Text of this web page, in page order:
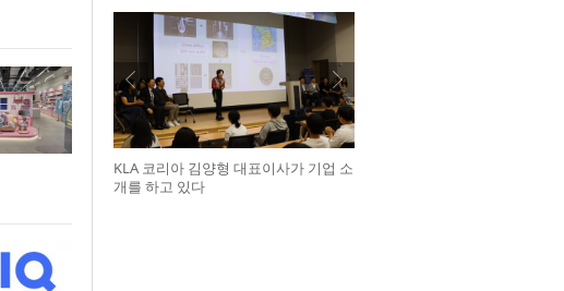
KLA 코리아 김양형 대표이사가 기업 소
개를 하고 있다